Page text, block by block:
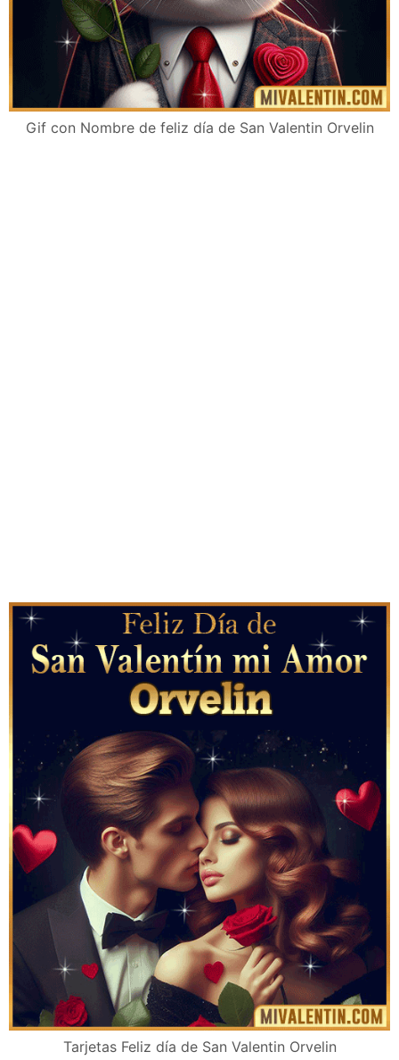
Gif con Nombre de feliz día de San Valentin Orvelin
Tarjetas Feliz día de San Valentin Orvelin